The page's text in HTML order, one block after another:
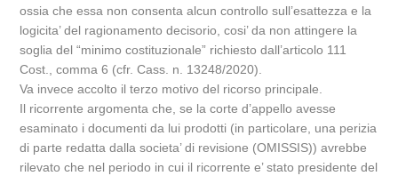
ossia che essa non consenta alcun controllo sull’esattezza e la
logicita’ del ragionamento decisorio, cosi’ da non attingere la
soglia del “minimo costituzionale” richiesto dall’articolo 111
Cost., comma 6 (cfr. Cass. n. 13248/2020).
Va invece accolto il terzo motivo del ricorso principale.
Il ricorrente argomenta che, se la corte d’appello avesse
esaminato i documenti da lui prodotti (in particolare, una perizia
di parte redatta dalla societa’ di revisione (OMISSIS)) avrebbe
rilevato che nel periodo in cui il ricorrente e’ stato presidente del